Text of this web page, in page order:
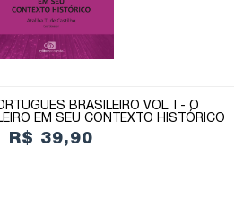
BRASILEIRO VOL. I - O
EM SEU CONTEXTO HISTÓRICO
R$ 39,90